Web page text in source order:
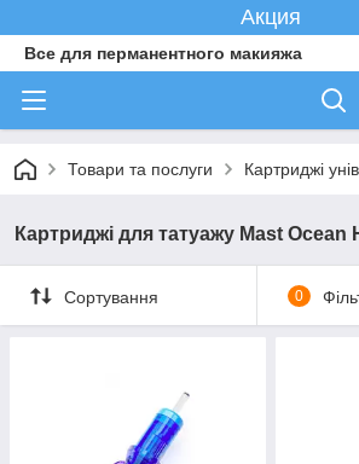
Акция
Все для перманентного макияжа
Товари та послуги Картриджі
Картриджі для татуажу Mast Ocean
Сортування 0